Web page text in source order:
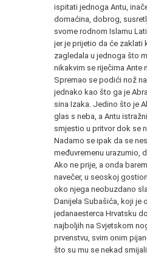
ispitati jednoga Antu,
domaćina, dobrog,
svome rodnom Islamu
jer je prijetio da će zaklati
zagledala u jednoga što
nikakvim se riječima Ante
Spremao se podići nož
jednako kao što ga je
sina Izaka. Jedino što je
glas s neba, a Antu
smjestio u pritvor dok se
Nadamo se ipak da se
međuvremenu urazumio,
Ako ne prije, a onda
navečer, u seoskoj
oko njega neobuzdano
Danijela Subašića, koji je
jedanaesterca Hrvatsku
najboljih na Svjetskom
prvenstvu, svim onim
što su mu se nekad